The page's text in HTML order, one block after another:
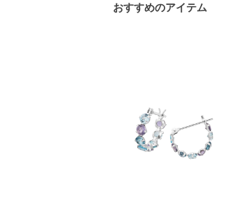
おすすめのアイテム